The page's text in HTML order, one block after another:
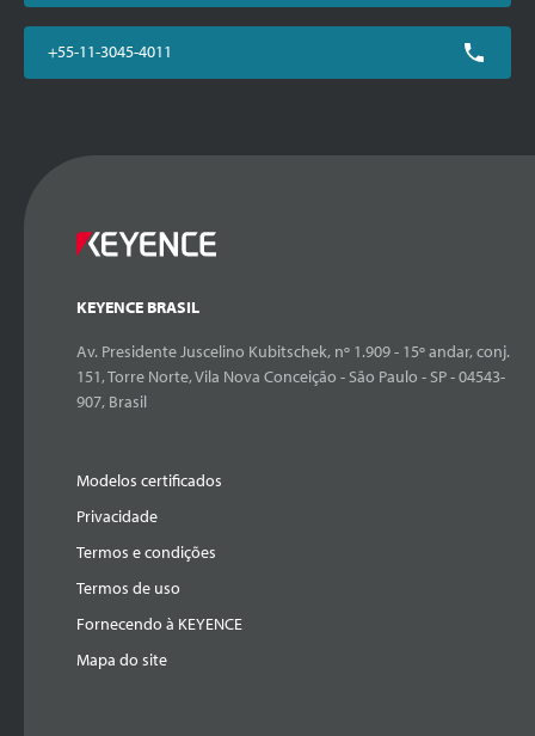
+55-11-3045-4011
KEYENCE BRASIL
Av. Presidente Juscelino Kubitschek, nº 1.909 - 15º andar, conj.
151, Torre Norte, Vila Nova Conceição - São Paulo - SP - 04543-
907, Brasil
Modelos certificados
Privacidade
Termos e condições
Termos de uso
Fornecendo à KEYENCE
Mapa do site